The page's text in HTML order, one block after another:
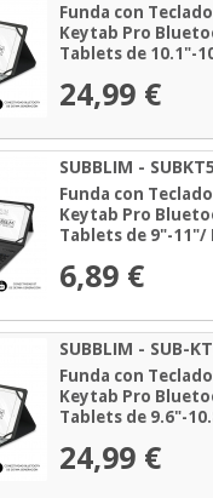
Funda con
Keytab Pro
Tablets de 10.1"-
24,99 €
SUBBLIM -
Funda con
Keytab Pro
Tablets de 9"-11"/
6,89 €
SUBBLIM - SUB-
Funda con
Keytab Pro
Tablets de 9.6"-
24,99 €